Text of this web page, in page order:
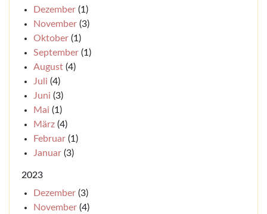
Dezember (1)
November (3)
Oktober (1)
September (1)
August (4)
Juli (4)
Juni (3)
Mai (1)
März (4)
Februar (1)
Januar (3)
2023
Dezember (3)
November (4)